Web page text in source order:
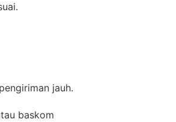
jauh.
baskom